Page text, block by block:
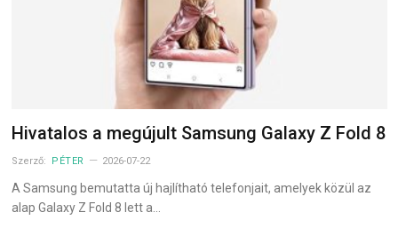
Hivatalos a megújult Samsung Galaxy Z Fold 8
Szerző: PÉTER 2026-07-22
A Samsung bemutatta új hajlítható telefonjait, amelyek közül az
alap Galaxy Z Fold 8 lett a…